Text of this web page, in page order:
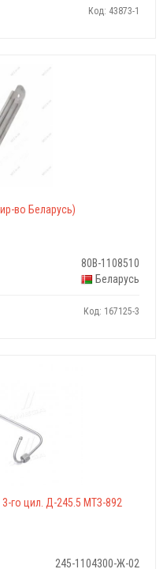
Код: 43873-1
во Беларусь)
80В-1108510
Беларусь
Код: 167125-3
го цил. Д-245.5 МТЗ-892
245-1104300-Ж-02